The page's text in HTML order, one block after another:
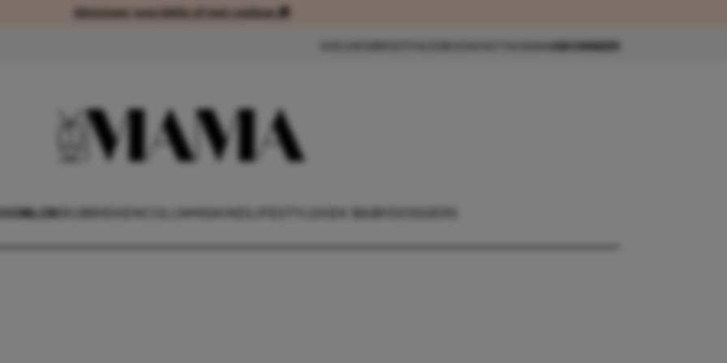
Abonneer voordelig of met cadeau 🎁Abonneer voordelig of met cadeau 🎁
ABONNEER